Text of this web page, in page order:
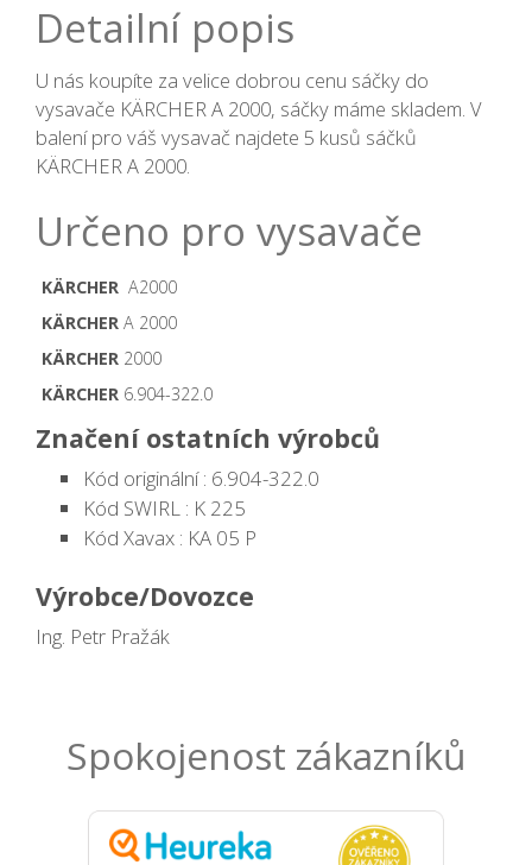
Detailní popis
U nás koupíte za velice dobrou cenu sáčky do
vysavače KÄRCHER A 2000, sáčky máme skladem. V
balení pro váš vysavač najdete 5 kusů sáčků
KÄRCHER A 2000.
Určeno pro vysavače
KÄRCHER A2000
KÄRCHER A 2000
KÄRCHER 2000
KÄRCHER 6.904-322.0
Značení ostatních výrobců
Kód originální : 6.904-322.0
Kód SWIRL : K 225
Kód Xavax : KA 05 P
Výrobce/Dovozce
Ing. Petr Pražák
Spokojenost zákazníků